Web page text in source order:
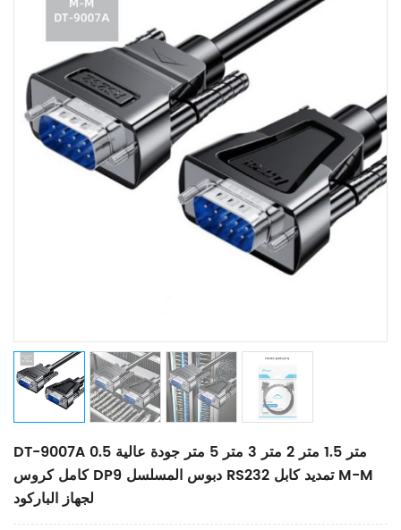
DT-9007A 0.5 متر 1.5 متر 2 متر 3 متر 5 متر جودة عالية
كامل كروس DP9 دبوس المسلسل RS232 تمديد كابل M-M
لجهاز الباركود